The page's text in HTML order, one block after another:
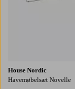
House Nordic
Havemøbelsæt Novelle